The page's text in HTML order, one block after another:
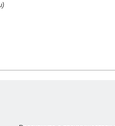
, а сменные файлы